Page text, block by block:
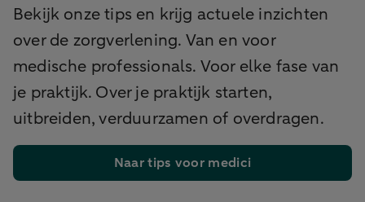
Bekijk onze tips en krijg actuele inzichten
over de zorgverlening. Van en voor
medische professionals. Voor elke fase van
je praktijk. Over je praktijk starten,
uitbreiden, verduurzamen of overdragen.
Naar tips voor medici